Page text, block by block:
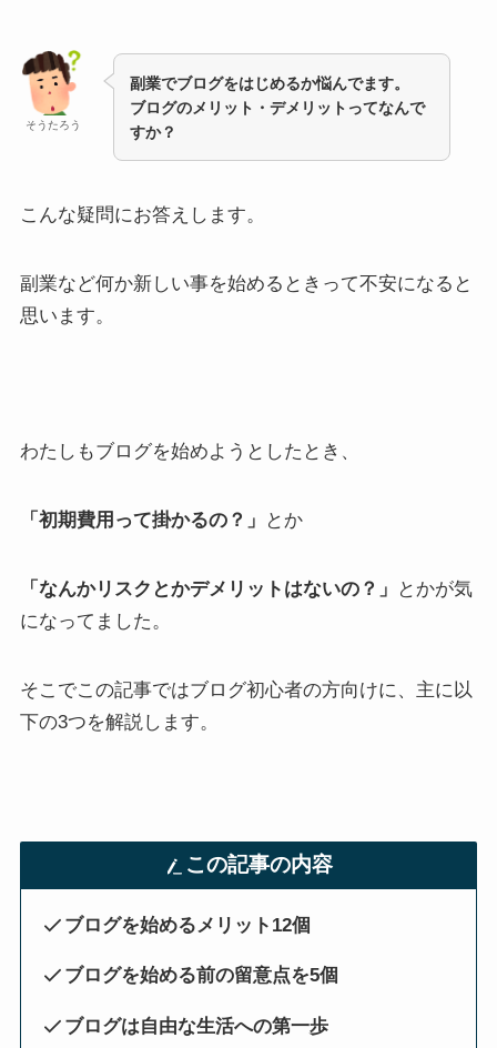
そうたろう
副業でブログをはじめるか悩んでます。
ブログのメリット・デメリットってなんで
すか？
こんな疑問にお答えします。
副業など何か新しい事を始めるときって不安になると
思います。
わたしもブログを始めようとしたとき、
「初期費用って掛かるの？」 とか
「なんかリスクとかデメリットはないの？」
とかが気
になってました。
そこでこの記事ではブログ初心者の方向けに、主に以
下の3つを解説します。
この記事の内容
ブログを始めるメリット12個
ブログを始める前の留意点を5個
ブログは自由な生活への第一歩